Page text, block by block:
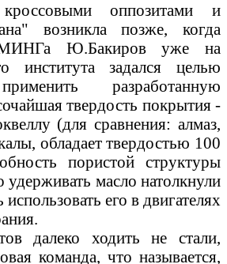
оппозитами и
возникла позже, когда
МИНГа Ю.Бакиров уже на
института задался целью
разработанную
твердость покрытия -
(для сравнения: алмаз,
обладает твердостью 100
пористой структуры
масло натолкнули
его в двигателях
далеко ходить не стали,
команда, что называется,